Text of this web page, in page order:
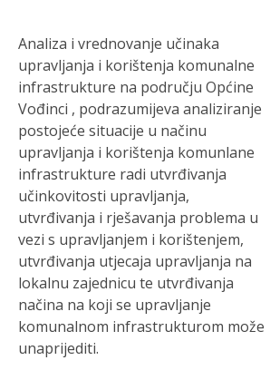
Analiza i vrednovanje učinaka
upravljanja i korištenja komunalne
infrastrukture na području Općine
Vođinci , podrazumijeva analiziranje
postojeće situacije u načinu
upravljanja i korištenja komunlane
infrastrukture radi utvrđivanja
učinkovitosti upravljanja,
utvrđivanja i rješavanja problema u
vezi s upravljanjem i korištenjem,
utvrđivanja utjecaja upravljanja na
lokalnu zajednicu te utvrđivanja
načina na koji se upravljanje
komunalnom infrastrukturom može
unaprijediti.